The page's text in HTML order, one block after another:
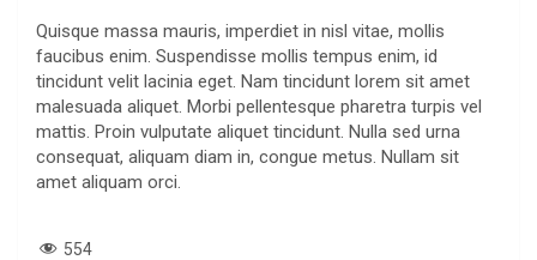
Quisque massa mauris, imperdiet in nisl vitae, mollis
faucibus enim. Suspendisse mollis tempus enim, id
tincidunt velit lacinia eget. Nam tincidunt lorem sit amet
malesuada aliquet. Morbi pellentesque pharetra turpis vel
mattis. Proin vulputate aliquet tincidunt. Nulla sed urna
consequat, aliquam diam in, congue metus. Nullam sit
amet aliquam orci.
554